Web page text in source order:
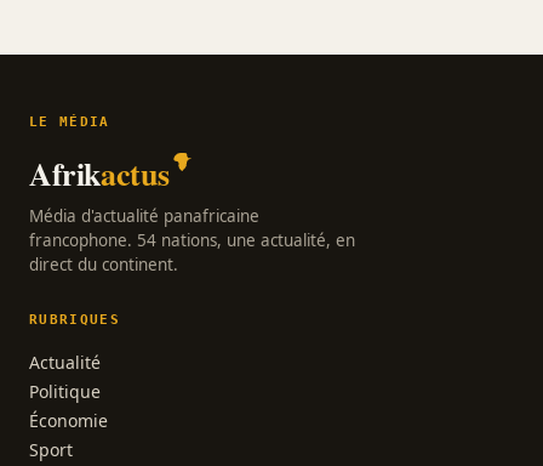
LE MÉDIA
Afrikactus
Média d'actualité panafricaine
francophone. 54 nations, une actualité, en
direct du continent.
RUBRIQUES
Actualité
Politique
Économie
Sport